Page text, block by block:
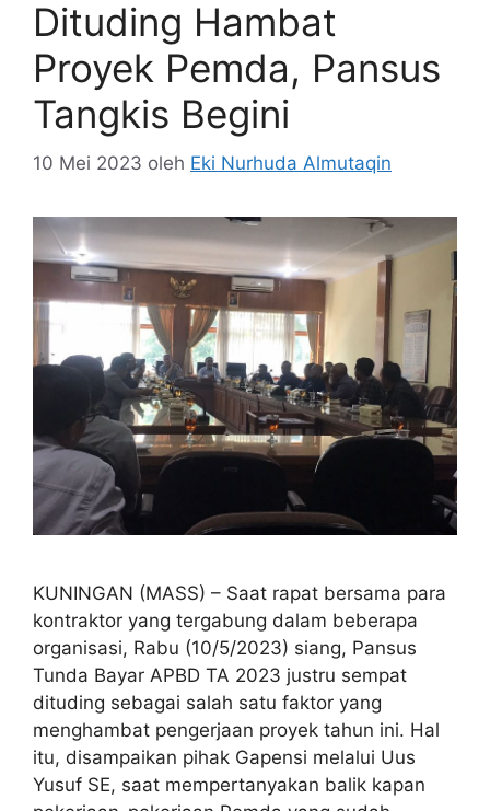
Dituding Hambat
Proyek Pemda, Pansus
Tangkis Begini
10 Mei 2023 oleh Eki Nurhuda Almutaqin
KUNINGAN (MASS) – Saat rapat bersama para
kontraktor yang tergabung dalam beberapa
organisasi, Rabu (10/5/2023) siang, Pansus
Tunda Bayar APBD TA 2023 justru sempat
dituding sebagai salah satu faktor yang
menghambat pengerjaan proyek tahun ini. Hal
itu, disampaikan pihak Gapensi melalui Uus
Yusuf SE, saat mempertanyakan balik kapan